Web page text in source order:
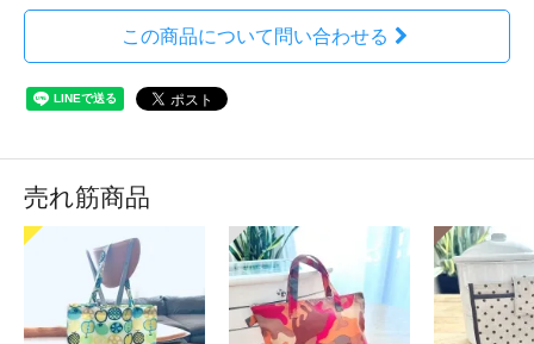
この商品について問い合わせる
売れ筋商品